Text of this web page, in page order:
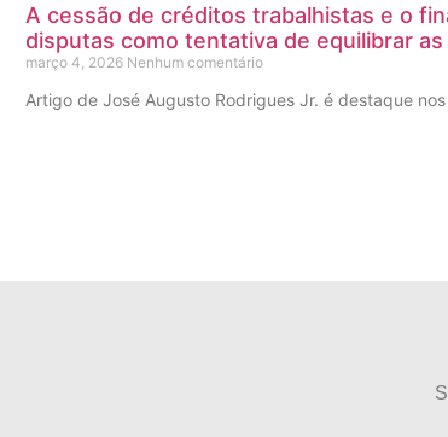
A cessão de créditos trabalhistas e o
disputas como tentativa de equilibrar
março 4, 2026 Nenhum comentário
Artigo de José Augusto Rodrigues Jr. é destaque